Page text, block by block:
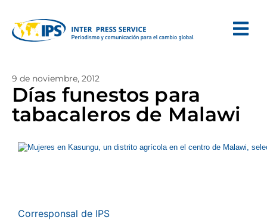
9 de noviembre, 2012
Días funestos para
tabacaleros de Malawi
Corresponsal de IPS